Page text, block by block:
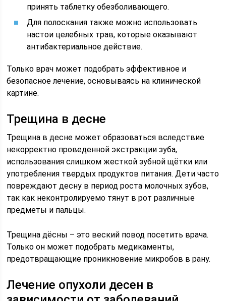
принять таблетку обезболивающего.
Для полоскания также можно использовать
настои целебных трав, которые оказывают
антибактериальное действие.
Только врач может подобрать эффективное и
безопасное лечение, основываясь на клинической
картине.
Трещина в десне
Трещина в десне может образоваться вследствие
некорректно проведенной экстракции зуба,
использования слишком жесткой зубной щётки или
употребления твердых продуктов питания. Дети часто
повреждают десну в период роста молочных зубов,
так как неконтролируемо тянут в рот различные
предметы и пальцы.
Трещина дёсны – это веский повод посетить врача.
Только он может подобрать медикаменты,
предотвращающие проникновение микробов в рану.
Лечение опухоли десен в